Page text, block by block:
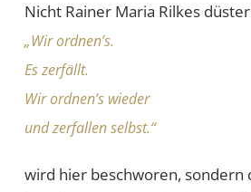
Nicht Rainer Maria Rilkes
„Wir ordnen’s.
Es zerfällt.
Wir ordnen’s wieder
und zerfallen selbst.“
wird hier beschworen, sondern